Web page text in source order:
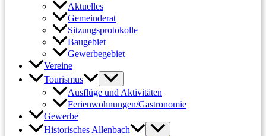
Aktuelles
Gemeinderat
Sitzungsprotokolle
Baugebiet
Gewerbegebiet
Vereine
Tourismus
Ausflüge und Aktivitäten
Ferienwohnungen/Gastronomie
Gewerbe
Historisches Allenbach